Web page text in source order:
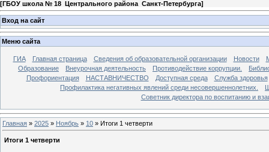
[ГБОУ школа № 18 Центрального района Санкт-Петербурга]
Вход на сайт
Меню сайта
ГИА Главная страница Сведения об образовательной организации Новости
Образование
Внеурочная деятельность Противодействие коррупции.
Профориентация
НАСТАВНИЧЕСТВО Доступная среда
Служба здоровья
Профилактика негативных явлений среди несовершеннолетних.
Советник директора по воспитанию и
Главная » 2025 » Ноябрь » 10 » Итоги 1 четверти
Итоги 1 четверти